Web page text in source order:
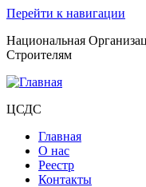
Перейти к навигации
Национальная
Строителям
ЦСДС
Главная
О нас
Реестр
Контакты